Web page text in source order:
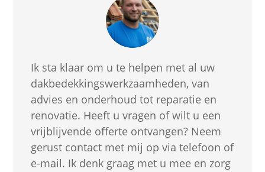
Ik sta klaar om u te helpen met al uw
dakbedekkingswerkzaamheden, van
advies en onderhoud tot reparatie en
renovatie. Heeft u vragen of wilt u een
vrijblijvende offerte ontvangen? Neem
gerust contact met mij op via telefoon of
e-mail. Ik denk graag met u mee en zorg